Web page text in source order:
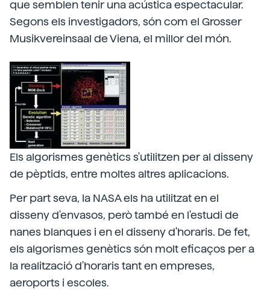
que semblen tenir una acústica espectacular.
Segons els investigadors, són com el Grosser
Musikvereinsaal de Viena, el millor del món.
Els algorismes genètics s'utilitzen per al disseny
de pèptids, entre moltes altres aplicacions.
Per part seva, la NASA els ha utilitzat en el
disseny d'envasos, però també en l'estudi de
nanes blanques i en el disseny d'horaris. De fet,
els algorismes genètics són molt eficaços per a
la realització d'horaris tant en empreses,
aeroports i escoles.